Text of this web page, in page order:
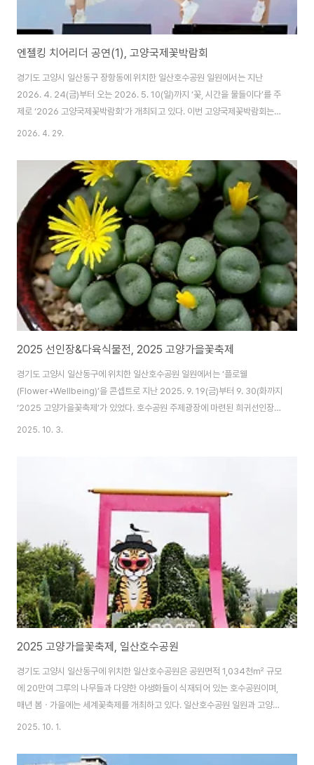
엔젤킹 치어리더 공연(1), 고양국제꽃박람회
경기도 고양시 일산동구 장항동에 위치한 일산호수공원 일원에서는 지난
2026. 4. 24(금)부터 오는 2026. 5. 10(일)까지 ‘꽃, 시간을 물들이다’를 주
제로 ‘2026 고양국제꽃박람회’가 개최되고 있다. 이번 고양국제꽃박람회는
단순 전시 중심에서 벗어나 체험과 휴식ㆍ문화 요소를 결합한 복합형 축제라고
였다고 한다. 일산호수공원 수변무대에서는 지난 2026. 4. 26(일)에 SA-치
어리딩사관학교 엔젤킹 공연팀의 치어리더 공연이 어린이 단원들이 주축이 되
어 액션ㆍ댄스ㆍ스턴트 치어리딩 및 K-POP 코레오그래피 등을 공연하였다.
엔젤킹 치어리더 공연은 "아이들과 함께한 특별한 무대"라는 콘셉트로 꽃박람
회 관람객들과 함께 ..
2026. 4. 29.
2025 선인장&다육식물전, 2025 고양가을꽃축제
경기도 고양시 일산동구에 위치한 일산호수공원 일원에서는 ‘플로웰
(Flower+Wellbeing)’을 콘셉트로 지난 2025. 9. 19(금)부터 9. 30(화까지
‘2025 고양가을꽃축제’가 있었다. 호수공원 주제광장에 마련된 희귀선인장관
에서는 지난 2025. 9. 24(수)부터 9. 28(일까지 다양한 선인장들과 함께
ㆍ부채선인장아과ㆍ기둥선인장아과 등으로 분류되며, 남북아메리카 대륙의
비가 적은 지역 또는 고산지대 등이 원산지이다 선인장의 가시는 생명줄과 같
2025. 10. 3.
2025 고양가을꽃축제, 일산호수공원
경기도 고양시 일산동구에 위치한 일산호수공원은 공원면적 1,034천㎡ 규모
에 20만여 그루의 나무들과 다양한 야생화들이 식재되어 있는 호수공원이며,
매년 봄ㆍ가을에는 세계꽃축제를 개최하고 있다. 일산호수공원 일원과 고양꽃
전시관에서는 ‘플로웰(Flower+Wellbeing)’을 콘셉트로 지난 2025. 9.
고양가을꽃축제’는 더위에 지친 시민들에게는 가을의 정취 속 쉼과 여유를 즐
2025. 10. 1.